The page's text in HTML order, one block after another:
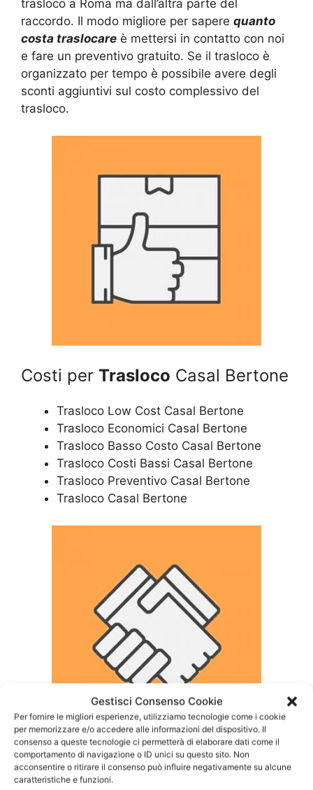
Gestisci Consenso Cookie
Per fornire le migliori esperienze, utilizziamo tecnologie come i cookie
per memorizzare e/o accedere alle informazioni del dispositivo. Il
consenso a queste tecnologie ci permetterà di elaborare dati come il
comportamento di navigazione o ID unici su questo sito. Non
acconsentire o ritirare il consenso può influire negativamente su alcune
caratteristiche e funzioni.
trasloco a Roma ma dall’altra parte del
raccordo. Il modo migliore per sapere quanto
costa traslocare è mettersi in contatto con noi
e fare un preventivo gratuito. Se il trasloco è
organizzato per tempo è possibile avere degli
sconti aggiuntivi sul costo complessivo del
trasloco.
Costi per Trasloco Casal Bertone
Trasloco Low Cost Casal Bertone
Trasloco Economici Casal Bertone
Trasloco Basso Costo Casal Bertone
Trasloco Costi Bassi Casal Bertone
Trasloco Preventivo Casal Bertone
Trasloco Casal Bertone
Costi perTraslochiCasal
Bertone